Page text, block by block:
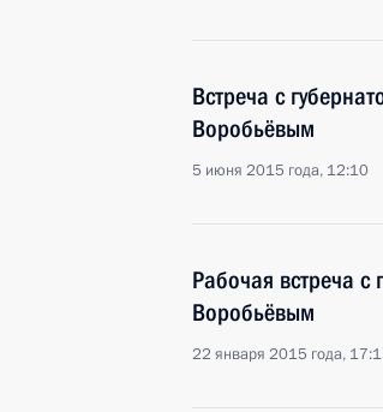
Встреча с
Воробьёвым
5 июня 2015 года, 12:10
Рабочая встреча
Воробьёвым
22 января 2015 года,